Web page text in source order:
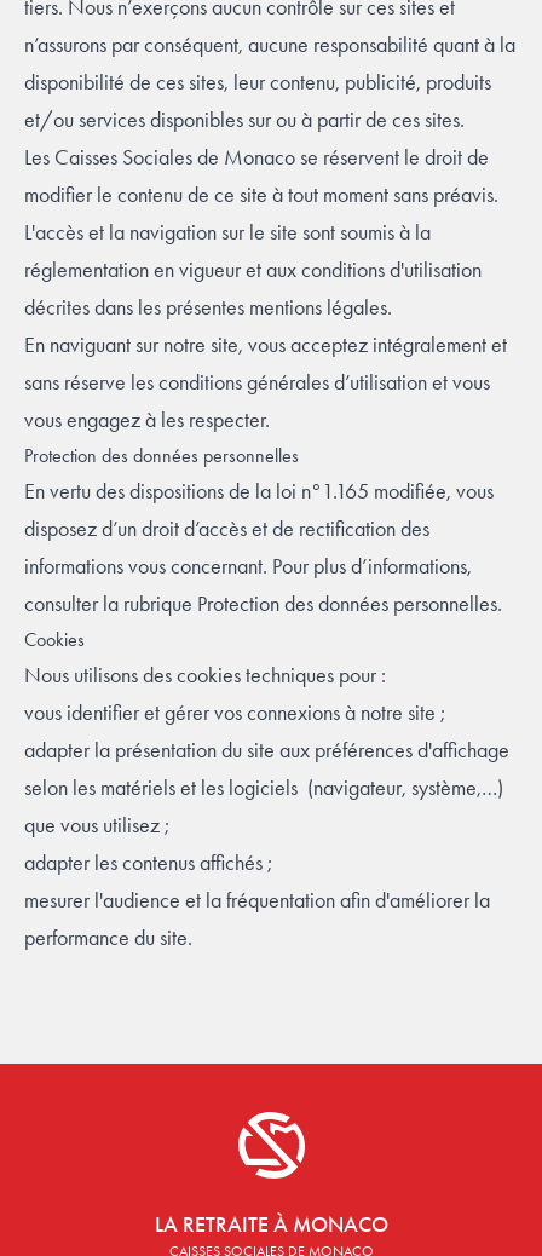
tiers. Nous n’exerçons aucun contrôle sur ces sites et
n’assurons par conséquent, aucune responsabilité quant à la
disponibilité de ces sites, leur contenu, publicité, produits
et/ou services disponibles sur ou à partir de ces sites.
Les Caisses Sociales de Monaco se réservent le droit de
modifier le contenu de ce site à tout moment sans préavis.
L'accès et la navigation sur le site sont soumis à la
réglementation en vigueur et aux conditions d'utilisation
décrites dans les présentes mentions légales.
En naviguant sur notre site, vous acceptez intégralement et
sans réserve les conditions générales d’utilisation et vous
vous engagez à les respecter.
Protection des données personnelles
En vertu des dispositions de la loi n°1.165 modifiée, vous
disposez d’un droit d’accès et de rectification des
informations vous concernant. Pour plus d’informations,
consulter la rubrique Protection des données personnelles.
Cookies
Nous utilisons des cookies techniques pour :
vous identifier et gérer vos connexions à notre site ;
adapter la présentation du site aux préférences d'affichage
selon les matériels et les logiciels (navigateur, système,…)
que vous utilisez ;
adapter les contenus affichés ;
mesurer l'audience et la fréquentation afin d'améliorer la
performance du site.
La retraite à monaco
LA RETRAITE À MONACO
CAISSES SOCIALES DE MONACO